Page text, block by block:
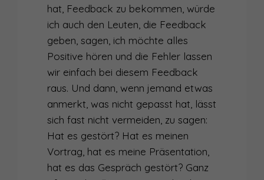
hat, Feedback zu bekommen, würde
ich auch den Leuten, die Feedback
geben, sagen, ich möchte alles
Positive hören und die Fehler lassen
wir einfach bei diesem Feedback
raus. Und dann, wenn jemand etwas
anmerkt, was nicht gepasst hat, lässt
sich fast nicht vermeiden, zu sagen:
Hat es gestört? Hat es meinen
Vortrag, hat es meine Präsentation,
hat es das Gespräch gestört? Ganz